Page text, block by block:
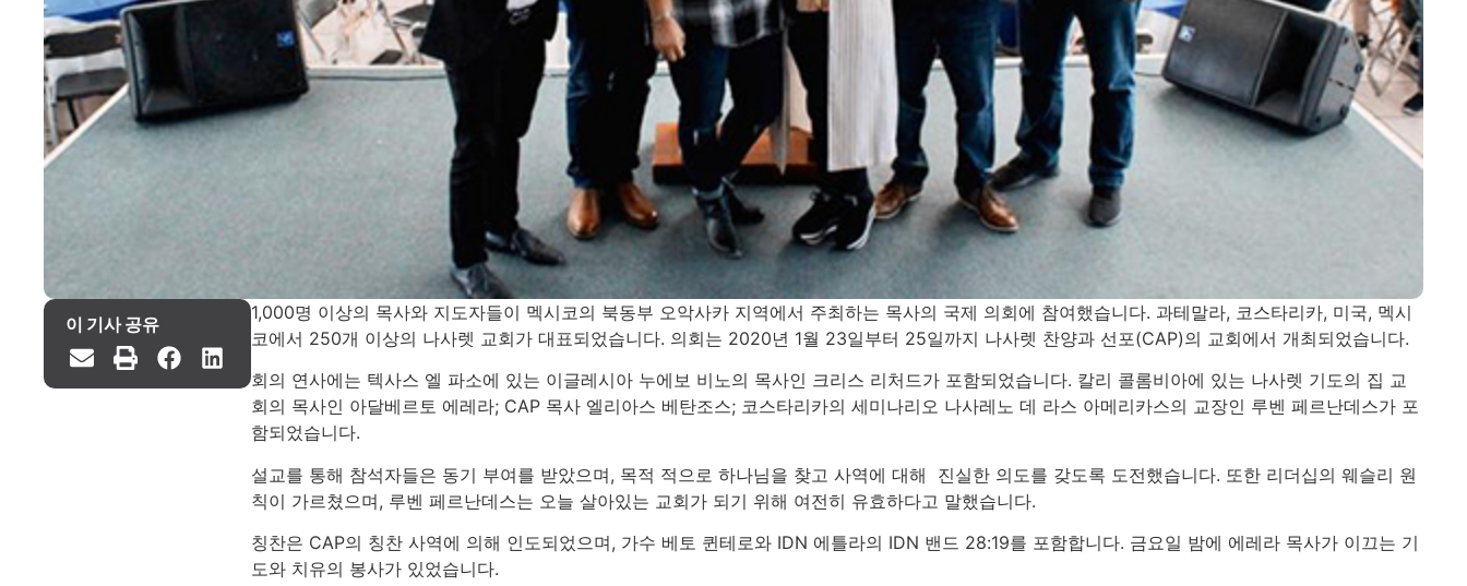
이 기사 공유
1,000명 이상의 목사와 지도자들이 멕시코의 북동부 오악사카 지역에서 주최하는 목사의 국제 의회에 참여했습니다. 과테말라, 코스타리카, 미국, 멕시
코에서 250개 이상의 나사렛 교회가 대표되었습니다. 의회는 2020년 1월 23일부터 25일까지 나사렛 찬양과 선포(CAP)의 교회에서 개최되었습니다.
회의 연사에는 텍사스 엘 파소에 있는 이글레시아 누에보 비노의 목사인 크리스 리처드가 포함되었습니다. 칼리 콜롬비아에 있는 나사렛 기도의 집 교
회의 목사인 아달베르토 에레라; CAP 목사 엘리아스 베탄조스; 코스타리카의 세미나리오 나사레노 데 라스 아메리카스의 교장인 루벤 페르난데스가 포
함되었습니다.
설교를 통해 참석자들은 동기 부여를 받았으며, 목적 적으로 하나님을 찾고 사역에 대해 진실한 의도를 갖도록 도전했습니다. 또한 리더십의 웨슬리 원
칙이 가르쳤으며, 루벤 페르난데스는 오늘 살아있는 교회가 되기 위해 여전히 유효하다고 말했습니다.
칭찬은 CAP의 칭찬 사역에 의해 인도되었으며, 가수 베토 퀸테로와 IDN 에틀라의 IDN 밴드 28:19를 포함합니다. 금요일 밤에 에레라 목사가 이끄는 기
도와 치유의 봉사가 있었습니다.